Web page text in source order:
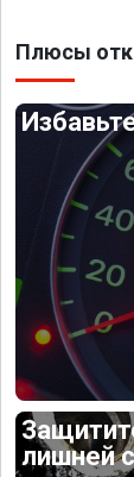
Плюсы
лишней